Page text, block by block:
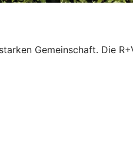
Gemeinschaft. Die